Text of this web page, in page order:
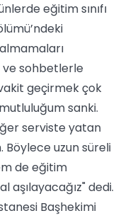
eğitim sınıfı
ve sohbetlerle
geçirmek çok
sanki.
serviste yatan
uzun süreli
de eğitim
aşılayacağız" dedi.
Başhekimi